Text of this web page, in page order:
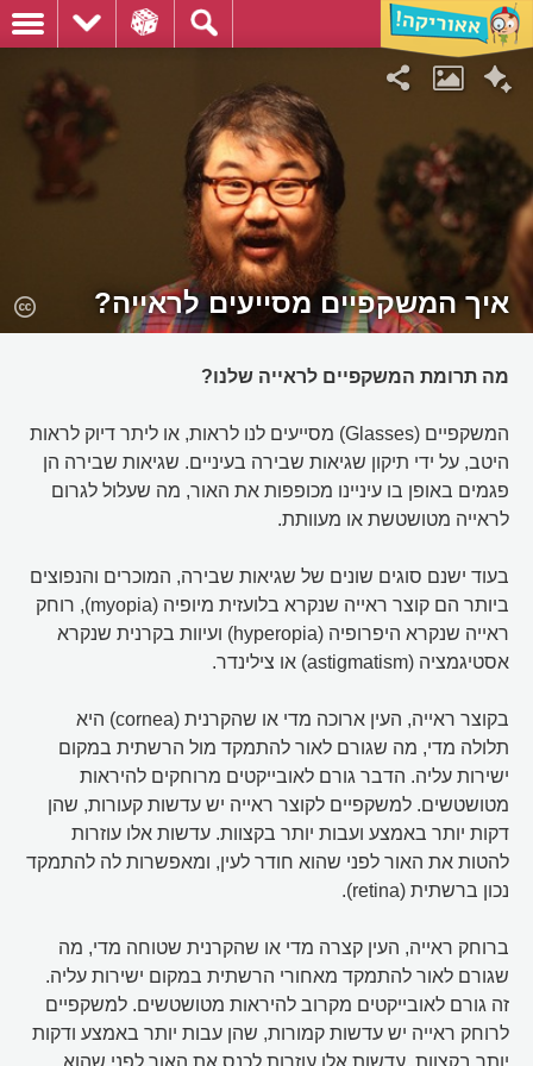
איך המשקפיים מסייעים לראייה?
מה תרומת המשקפיים לראייה שלנו?
המשקפיים (Glasses) מסייעים לנו לראות, או ליתר דיוק לראות
היטב, על ידי תיקון שגיאות שבירה בעיניים. שגיאות שבירה הן
פגמים באופן בו עיניינו מכופפות את האור, מה שעלול לגרום
לראייה מטושטשת או מעוותת.
בעוד ישנם סוגים שונים של שגיאות שבירה, המוכרים והנפוצים
ביותר הם קוצר ראייה שנקרא בלועזית מיופיה (myopia), רוחק
ראייה שנקרא היפרופיה (hyperopia) ועיוות בקרנית שנקרא
אסטיגמציה (astigmatism) או צילינדר.
בקוצר ראייה, העין ארוכה מדי או שהקרנית (cornea) היא
תלולה מדי, מה שגורם לאור להתמקד מול הרשתית במקום
ישירות עליה. הדבר גורם לאובייקטים מרוחקים להיראות
מטושטשים. למשקפיים לקוצר ראייה יש עדשות קעורות, שהן
דקות יותר באמצע ועבות יותר בקצוות. עדשות אלו עוזרות
להטות את האור לפני שהוא חודר לעין, ומאפשרות לה להתמקד
נכון ברשתית (retina).
ברוחק ראייה, העין קצרה מדי או שהקרנית שטוחה מדי, מה
שגורם לאור להתמקד מאחורי הרשתית במקום ישירות עליה.
זה גורם לאובייקטים מקרוב להיראות מטושטשים. למשקפיים
לרוחק ראייה יש עדשות קמורות, שהן עבות יותר באמצע ודקות
יותר בקצוות. עדשות אלו עוזרות לכנס את האור לפני שהוא